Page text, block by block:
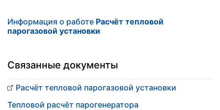
Информация о работе Расчёт тепловой
парогазовой установки
Связанные документы
Расчёт тепловой парогазовой установки
Тепловой расчёт парогенератора